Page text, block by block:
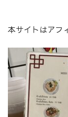
本サイトはアフ